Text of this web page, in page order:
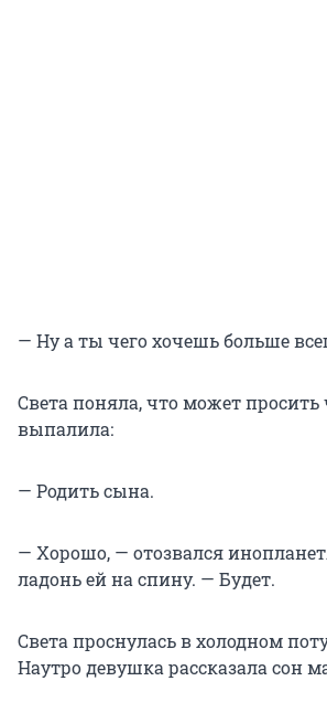
— Ну а ты чего хочешь больше
Света поняла, что может просить
выпалила:
— Родить сына.
— Хорошо, — отозвался
ладонь ей на спину. — Будет.
Света проснулась в холодном
Наутро девушка рассказала сон